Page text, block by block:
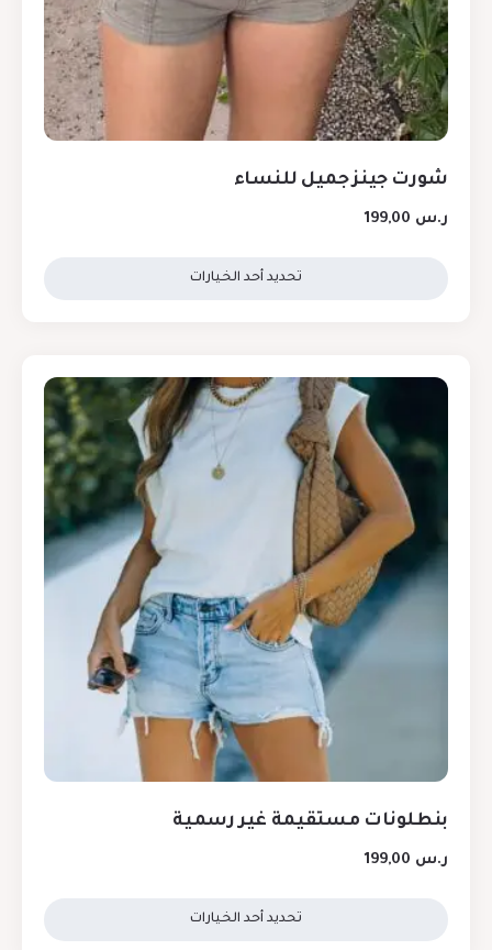
شورت جينز جميل للنساء
ر.س
تحديد أحد الخيارات
بنطلونات مستقيمة غير رسمية
ر.س
تحديد أحد الخيارات